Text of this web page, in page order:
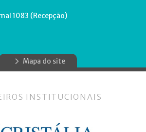
1083 (Recepção)
Mapa do site
INSTITUCIONAIS